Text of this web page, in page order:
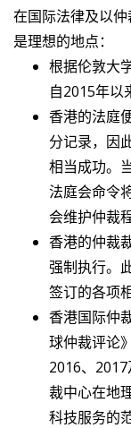
在国际法律及以
是理想的地点：
根据伦敦大
自2015年以
香港的法庭
分记录，因
相当成功。
法庭会命令
会维护仲裁
香港的仲裁
强制执行。
签订的各项
香港国际仲
球仲裁评论
2016、
裁中心在地
科技服务的